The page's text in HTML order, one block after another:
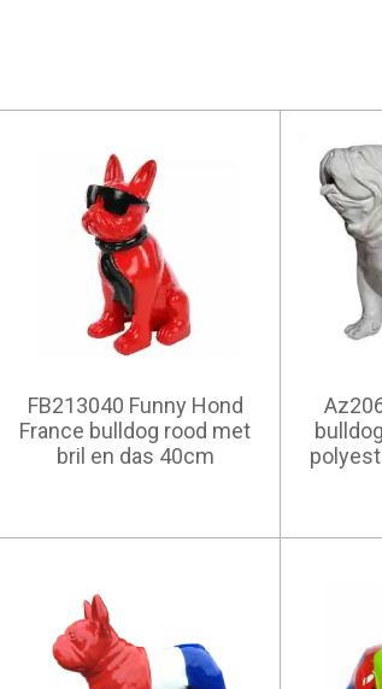
FB213040 Funny Hond
France bulldog rood met
bril en das 40cm